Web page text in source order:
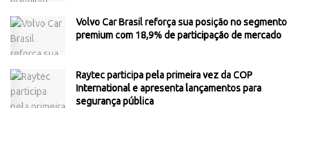
Volvo Car Brasil reforça sua posição no segmento
premium com 18,9% de participação de mercado
Raytec participa pela primeira vez da COP
International e apresenta lançamentos para
segurança pública